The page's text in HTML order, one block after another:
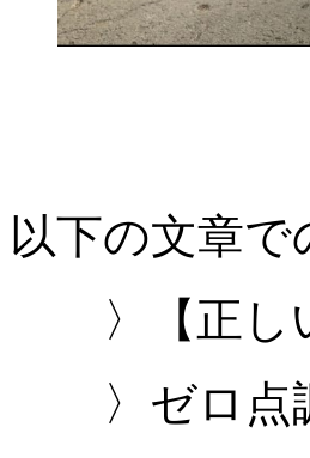
以下の文章
〉【正し
〉ゼロ点調